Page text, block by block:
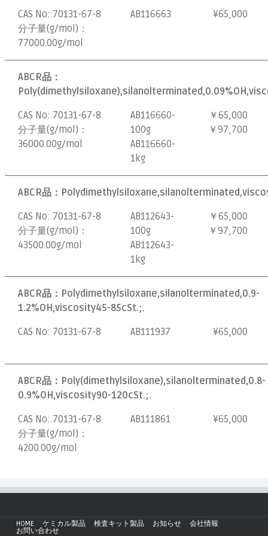
CAS No: 70131-67-8
分子量(g/mol)：
77000.00g/mol
AB116663 ¥65,000
ABCR品：
CAS No: 70131-67-8
分子量(g/mol)：
36000.00g/mol
AB116660-
100g
AB116660-
1kg
￥65,000
￥97,700
ABCR品：
CAS No: 70131-67-8
分子量(g/mol)：
43500.00g/mol
AB112643-
100g
AB112643-
1kg
￥65,000
￥97,700
ABCR品： Polydimethylsiloxane,silanolterminated,0.9-
1.2%OH,viscosity45-85cSt.;.
CAS No: 70131-67-8 AB111937 ¥65,000
ABCR品： Poly(dimethylsiloxane),silanolterminated,0.8-
0.9%OH,viscosity90-120cSt.;.
CAS No: 70131-67-8
分子量(g/mol)：
4200.00g/mol
AB111861 ¥65,000
HOME ケミカル製品 検査キット製品 お知らせ
会社情報
お問い合わせ